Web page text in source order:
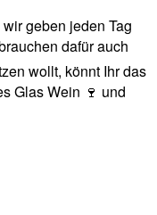
geben jeden Tag
dafür auch
wollt, könnt Ihr das
Glas Wein 🍷 und